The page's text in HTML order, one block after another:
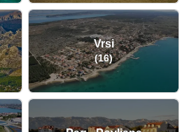
Vrsi
(16)